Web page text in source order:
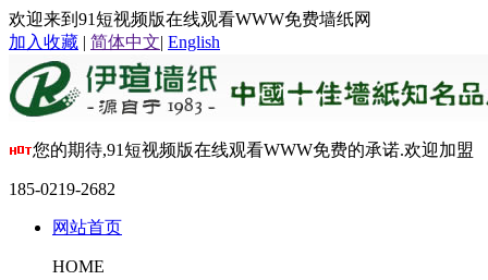
欢迎来到91短视频版在线观看WWW免费墙纸网
加入收藏 | 简体中文| English
您的期待,91短视频版在线观看WWW免费的承诺.欢迎加盟
185-0219-2682
网站首页
HOME